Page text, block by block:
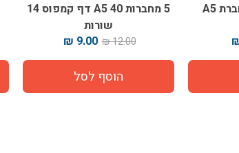
עטיפות ניילון למחברת A5
5 מחברות A5 40 דף קמפוס 14
שורות
12.00 ₪
9.00 ₪